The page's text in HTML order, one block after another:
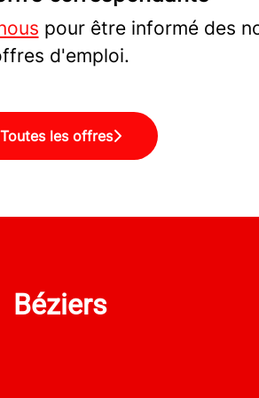
pour être informé des
d'emploi.
Toutes les offres
Béziers